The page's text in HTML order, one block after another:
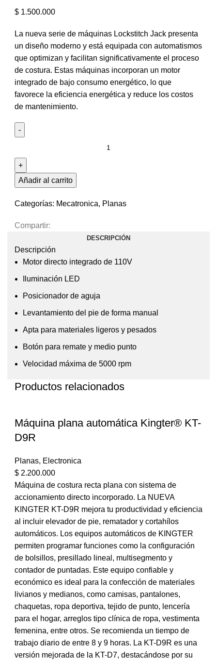
$ 1.500.000
La nueva serie de máquinas Lockstitch Jack presenta
un diseño moderno y está equipada con automatismos
que optimizan y facilitan significativamente el proceso
de costura. Estas máquinas incorporan un motor
integrado de bajo consumo energético, lo que
favorece la eficiencia energética y reduce los costos
de mantenimiento.
Añadir al carrito
Categorías: Mecatronica, Planas
Compartir:
DESCRIPCIÓN
Descripción
Motor directo integrado de 110V
Iluminación LED
Posicionador de aguja
Levantamiento del pie de forma manual
Apta para materiales ligeros y pesados
Botón para remate y medio punto
Velocidad máxima de 5000 rpm
Productos relacionados
Máquina plana automática Kingter® KT-
D9R
Planas, Electronica
$ 2.200.000
Máquina de costura recta plana con sistema de
accionamiento directo incorporado. La NUEVA
KINGTER KT-D9R mejora tu productividad y eficiencia
al incluir elevador de pie, rematador y cortahílos
automáticos. Los equipos automáticos de KINGTER
permiten programar funciones como la configuración
de bolsillos, presillado lineal, multisegmento y
contador de puntadas. Este equipo confiable y
económico es ideal para la confección de materiales
livianos y medianos, como camisas, pantalones,
chaquetas, ropa deportiva, tejido de punto, lencería
para el hogar, arreglos tipo clínica de ropa, vestimenta
femenina, entre otros. Se recomienda un tiempo de
trabajo diario de entre 8 y 9 horas. La KT-D9R es una
versión mejorada de la KT-D7, destacándose por su